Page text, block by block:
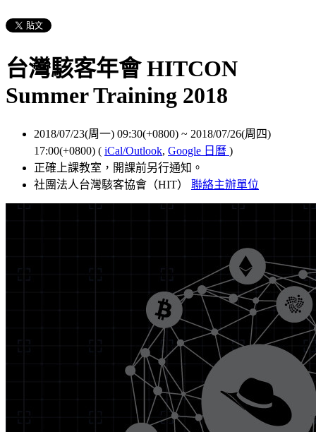
台灣駭客年會 HITCON
Summer Training 2018
2018/07/23(周一) 09:30(+0800) ~ 2018/07/26(周四)
17:00(+0800) ( iCal/Outlook, Google 日曆 )
正確上課教室，開課前另行通知。
社團法人台灣駭客協會（HIT） 聯絡主辦單位